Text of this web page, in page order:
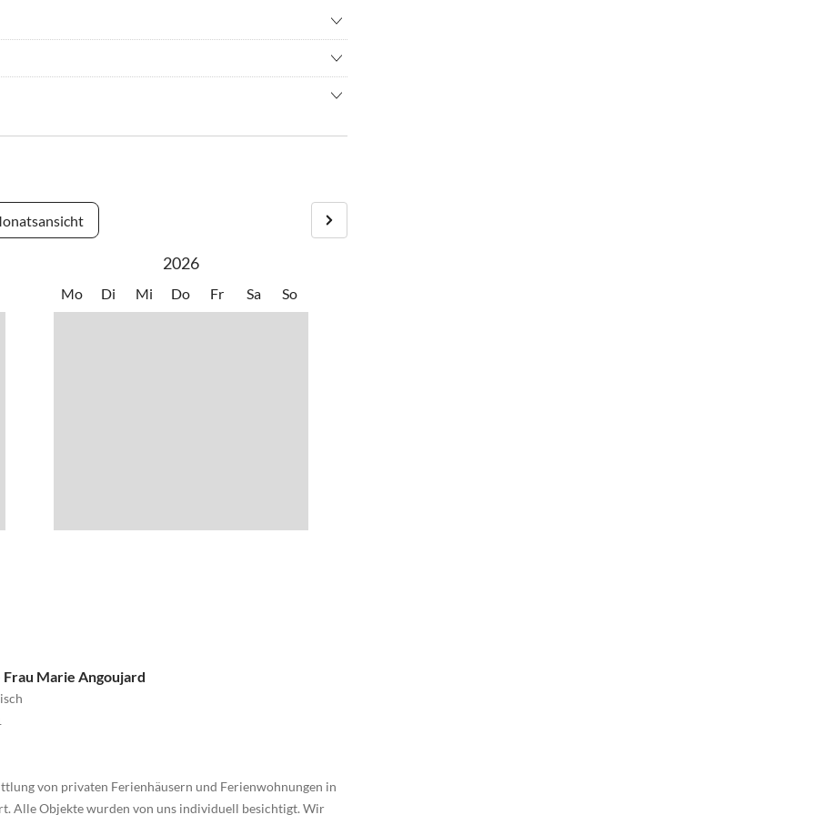
zwei Wochen.
2026
Mo Di Mi Do Fr Sa So
Frau Marie Angoujard
von privaten Ferienhäusern und Ferienwohnungen in
Alle Objekte wurden von uns individuell besichtigt. Wir